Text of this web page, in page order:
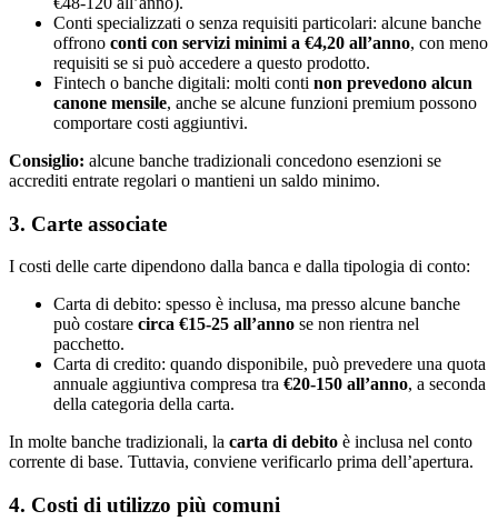
Conti specializzati o senza requisiti particolari: alcune banche
offrono conti con servizi minimi a €4,20 all’anno, con meno
requisiti se si può accedere a questo prodotto.
Fintech o banche digitali: molti conti non prevedono alcun
canone mensile, anche se alcune funzioni premium possono
comportare costi aggiuntivi.
Consiglio: alcune banche tradizionali concedono esenzioni se
accrediti entrate regolari o mantieni un saldo minimo.
3. Carte associate
I costi delle carte dipendono dalla banca e dalla tipologia di conto:
Carta di debito: spesso è inclusa, ma presso alcune banche
può costare circa €15-25 all’anno se non rientra nel
pacchetto.
Carta di credito: quando disponibile, può prevedere una quota
annuale aggiuntiva compresa tra €20-150 all’anno, a seconda
della categoria della carta.
In molte banche tradizionali, la carta di debito è inclusa nel conto
corrente di base. Tuttavia, conviene verificarlo prima dell’apertura.
4. Costi di utilizzo più comuni